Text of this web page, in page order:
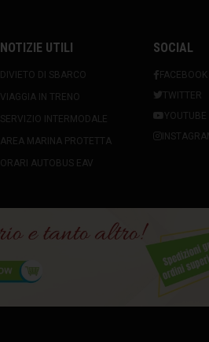
NOTIZIE UTILI
DIVIETO DI SBARCO
VIAGGIA IN TRENO
SERVIZIO INTERMODALE
AREA MARINA PROTETTA
ORARI AUTOBUS EAV
SOCIAL
FACEBOOK
TWITTER
YOUTUBE